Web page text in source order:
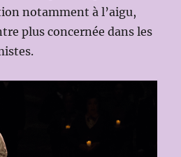
notamment à l’aigu,
plus concernée dans les